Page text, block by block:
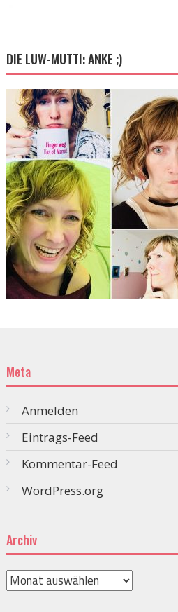
DIE LUW-MUTTI: ANKE ;)
Meta
Anmelden
Eintrags-Feed
Kommentar-Feed
WordPress.org
Archiv
Archiv